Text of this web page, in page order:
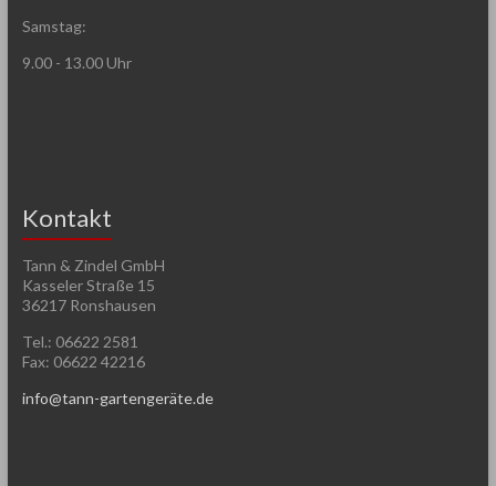
Samstag:
9.00 - 13.00 Uhr
Kontakt
Tann & Zindel GmbH
Kasseler Straße 15
36217 Ronshausen
Tel.: 06622 2581
Fax: 06622 42216
info@tann-gartengeräte.de